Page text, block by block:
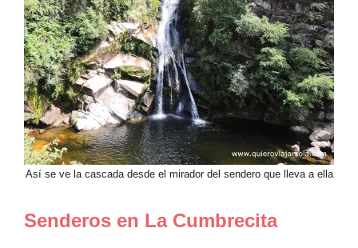
Así se ve la cascada desde el mirador del sendero que lleva a ella
Senderos en La Cumbrecita